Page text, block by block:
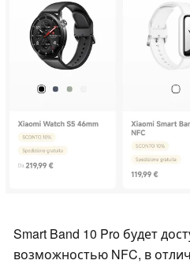
Smart Band 10 Pro будет
возможностью NFC, в